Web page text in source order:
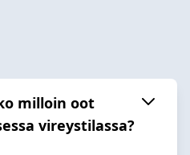
milloin oot
vireystilassa?